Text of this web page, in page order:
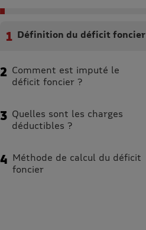
Définition du déficit foncier
Comment est imputé le
déficit foncier ?
Quelles sont les charges
déductibles ?
Méthode de calcul du déficit
foncier